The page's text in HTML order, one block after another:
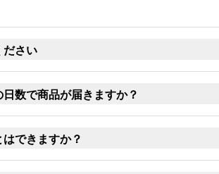
ださい
数で商品が届きますか？
できますか？